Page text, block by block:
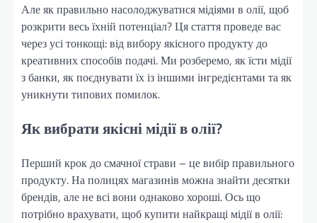
Але як правильно насолоджуватися мідіями в олії, щоб
розкрити весь їхній потенціал? Ця стаття проведе вас
через усі тонкощі: від вибору якісного продукту до
креативних способів подачі. Ми розберемо, як їсти мідії
з банки, як поєднувати їх із іншими інгредієнтами та як
уникнути типових помилок.
Як вибрати якісні мідії в олії?
Перший крок до смачної страви – це вибір правильного
продукту. На полицях магазинів можна знайти десятки
брендів, але не всі вони однаково хороші. Ось що
потрібно врахувати, щоб купити найкращі мідії в олії: